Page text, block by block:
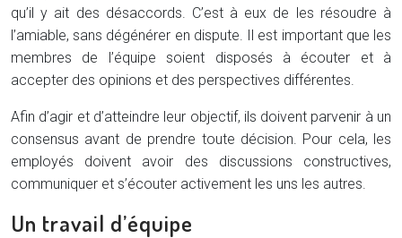
qu’il y ait des désaccords. C’est à eux de les résoudre à
l’amiable, sans dégénérer en dispute. Il est important que les
membres de l’équipe soient disposés à écouter et à
accepter des opinions et des perspectives différentes.
Afin d’agir et d’atteindre leur objectif, ils doivent parvenir à un
consensus avant de prendre toute décision. Pour cela, les
employés doivent avoir des discussions constructives,
communiquer et s’écouter activement les uns les autres.
Un travail d’équipe